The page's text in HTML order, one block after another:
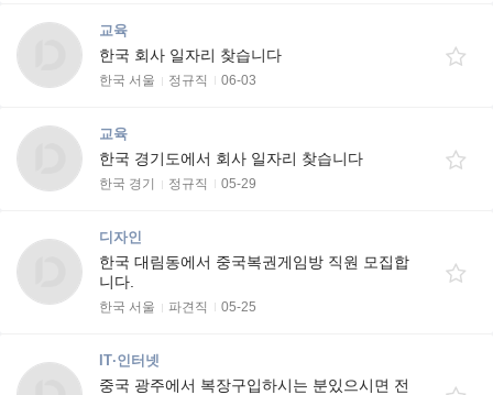
교육
한국 회사 일자리 찾습니다
한국 서울 정규직 06-03
교육
한국 경기도에서 회사 일자리 찾습니다
한국 경기 정규직 05-29
디자인
한국 대림동에서 중국복권게임방 직원 모집합
니다.
한국 서울 파견직 05-25
IT·인터넷
중국 광주에서 복장구입하시는 분있으시면 전